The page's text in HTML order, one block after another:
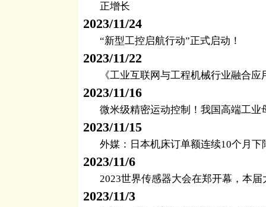
正增长
2023/11/24
“新型工控启航行动”正式启动！
2023/11/22
《工业互联网与工程机械行业融合
2023/11/16
微米级精密运动控制！我国高端工业
2023/11/15
外媒：日本机床订单额连续10个月下
2023/11/6
2023世界传感器大会在郑开幕，本
2023/11/3